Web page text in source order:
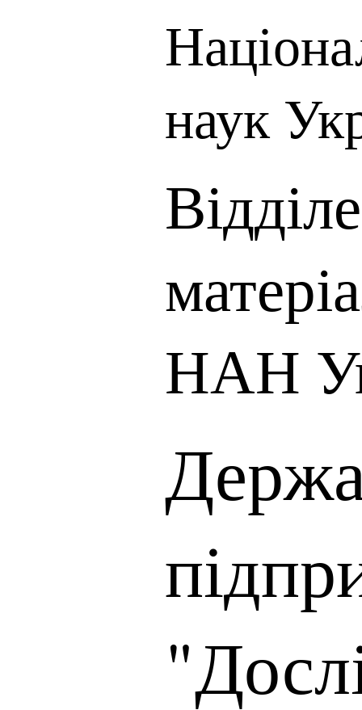
наук
НАН